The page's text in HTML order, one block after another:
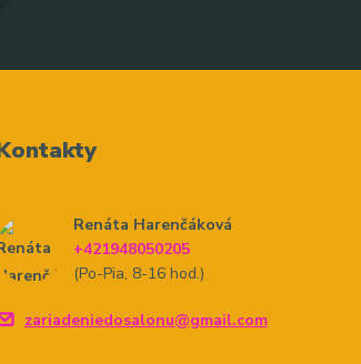
Renáta Harenčáková
+421948050205
(Po-Pia, 8-16 hod.)
zariadeniedosalonu@gmail.com